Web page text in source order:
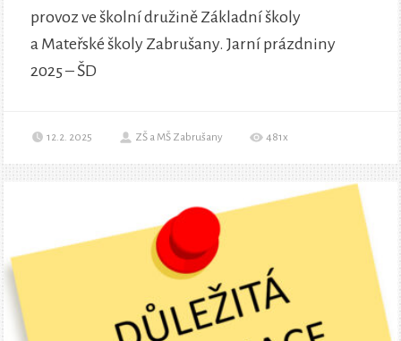
provoz ve školní družině Základní školy
a Mateřské školy Zabrušany. Jarní prázdniny
2025 – ŠD
12.2. 2025 ZŠ a MŠ Zabrušany 481x